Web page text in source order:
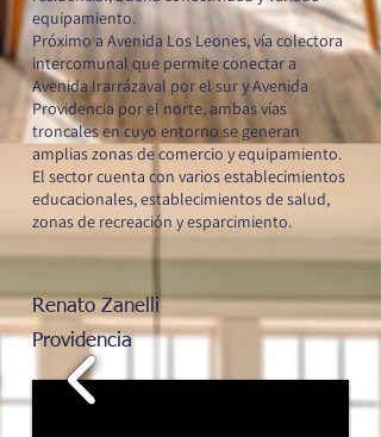
equipamiento.
Próximo a Avenida Los Leones, vía colectora
intercomunal que permite conectar a
Avenida Irarrázaval por el sur y Avenida
Providencia por el norte, ambas vías
troncales en cuyo entorno se generan
amplias zonas de comercio y equipamiento.
El sector cuenta con varios establecimientos
educacionales, establecimientos de salud,
zonas de recreación y esparcimiento.
Renato Zanelli
Providencia